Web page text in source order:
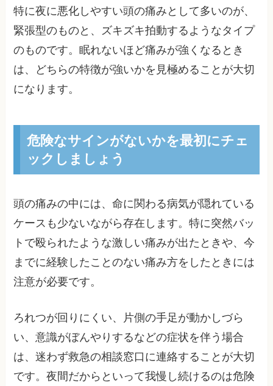
特に夜に悪化しやすい頭の痛みとして多いのが、
緊張型のものと、ズキズキ拍動するようなタイプ
のものです。眠れないほど痛みが強くなるとき
は、どちらの特徴が強いかを見極めることが大切
になります。
危険なサインがないかを最初にチェ
ックしましょう
頭の痛みの中には、命に関わる病気が隠れている
ケースも少ないながら存在します。特に突然バッ
トで殴られたような激しい痛みが出たときや、今
までに経験したことのない痛み方をしたときには
注意が必要です。
ろれつが回りにくい、片側の手足が動かしづら
い、意識がぼんやりするなどの症状を伴う場合
は、迷わず救急の相談窓口に連絡することが大切
です。夜間だからといって我慢し続けるのは危険